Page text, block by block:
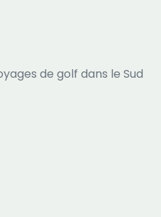
de golf dans le Sud